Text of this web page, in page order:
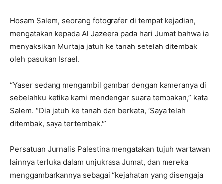
Hosam Salem, seorang fotografer di tempat kejadian,
mengatakan kepada Al Jazeera pada hari Jumat bahwa ia
menyaksikan Murtaja jatuh ke tanah setelah ditembak
oleh pasukan Israel.
“Yaser sedang mengambil gambar dengan kameranya di
sebelahku ketika kami mendengar suara tembakan,” kata
Salem. “Dia jatuh ke tanah dan berkata, ‘Saya telah
ditembak, saya tertembak.'”
Persatuan Jurnalis Palestina mengatakan tujuh wartawan
lainnya terluka dalam unjukrasa Jumat, dan mereka
menggambarkannya sebagai “kejahatan yang disengaja